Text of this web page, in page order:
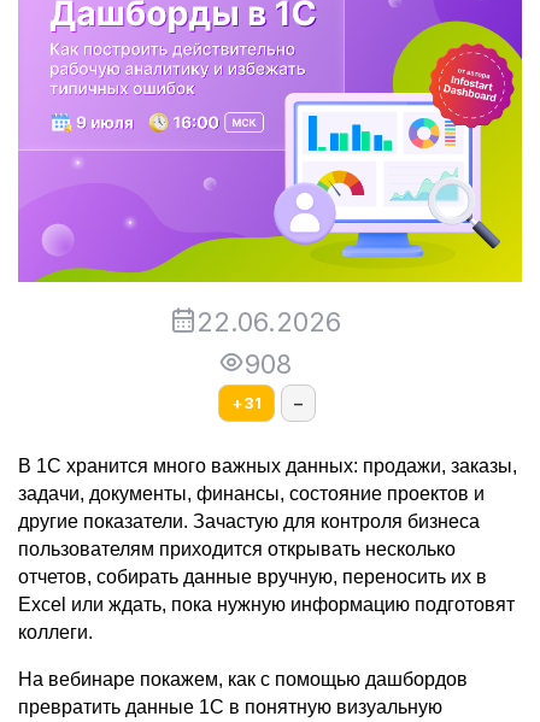
22.06.2026
908
+31 –
В 1С хранится много важных данных: продажи, заказы,
задачи, документы, финансы, состояние проектов и
другие показатели. Зачастую для контроля бизнеса
пользователям приходится открывать несколько
отчетов, собирать данные вручную, переносить их в
Excel или ждать, пока нужную информацию подготовят
коллеги.
На вебинаре покажем, как с помощью дашбордов
превратить данные 1С в понятную визуальную